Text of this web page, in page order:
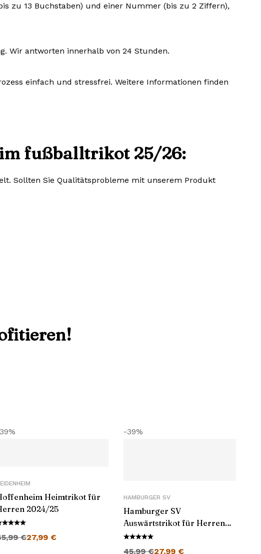
zu 13 Buchstaben) und einer Nummer (bis zu 2 Ziffern),
Wir antworten innerhalb von 24 Stunden.
einfach und stressfrei. Weitere Informationen finden
fußballtrikot 25/26:
Sollten Sie Qualitätsprobleme mit unserem Produkt
Heimtrikot für
2024/25
€27,99€
-39%
HAMBURGER SV
Hamburger SV
Auswärtstrikot für Herren
2024/25
45,99€27,99€